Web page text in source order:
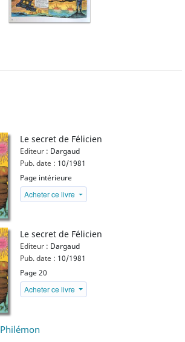
Le secret de Félicien
Editeur : Dargaud
Pub. date : 10/1981
Page intérieure
Acheter ce livre
Le secret de Félicien
Editeur : Dargaud
Pub. date : 10/1981
Page 20
Acheter ce livre
Philémon